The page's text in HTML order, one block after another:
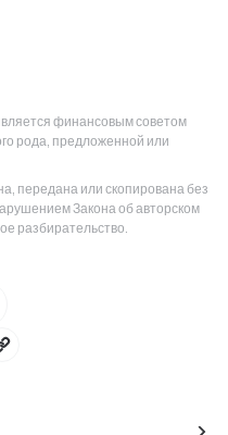
финансовым советом
рода, предложенной или
передана или скопирована без
Закона об авторском
разбирательство.